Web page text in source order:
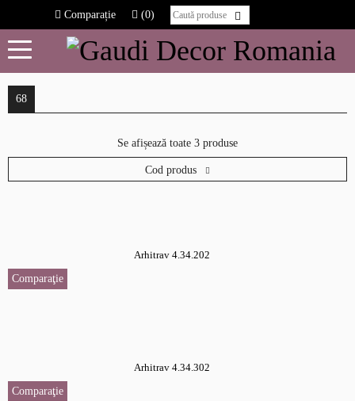
Comparație (0)
68
Se afișează toate 3 produse
Cod produs
Arhitrav 4.34.202
Comparaţie
Arhitrav 4.34.302
Comparaţie